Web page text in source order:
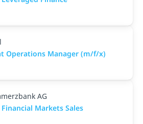
Operations Manager (m/f/x)
AG
Markets Sales